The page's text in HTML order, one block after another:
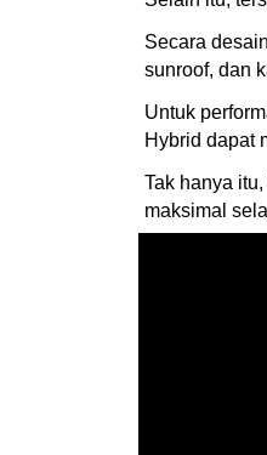
Secara
sunroof, dan
Untuk
Hybrid dapat
Tak hanya
maksimal